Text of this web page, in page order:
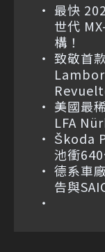
最快
世代
構！
致敬首
美國最
LFA
Škoda
池衝
德系車
告與